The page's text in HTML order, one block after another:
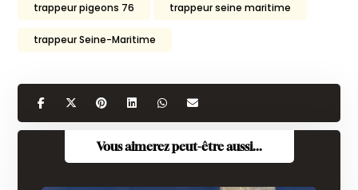
trappeur pigeons 76 trappeur seine maritime
trappeur Seine-Maritime
Vous aimerez peut-être aussi...